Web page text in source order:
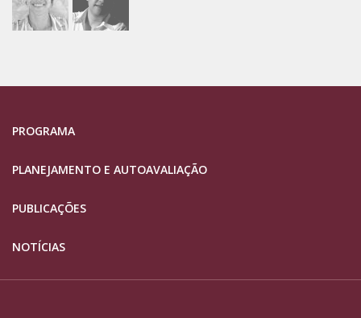
PROGRAMA
PLANEJAMENTO E AUTOAVALIAÇÃO
PUBLICAÇÕES
NOTÍCIAS